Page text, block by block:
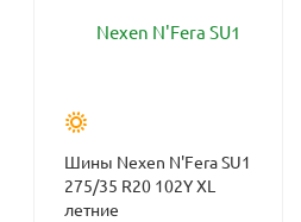
Шины Nexen N'Fera SU1
275/35 R20 102Y XL
летние